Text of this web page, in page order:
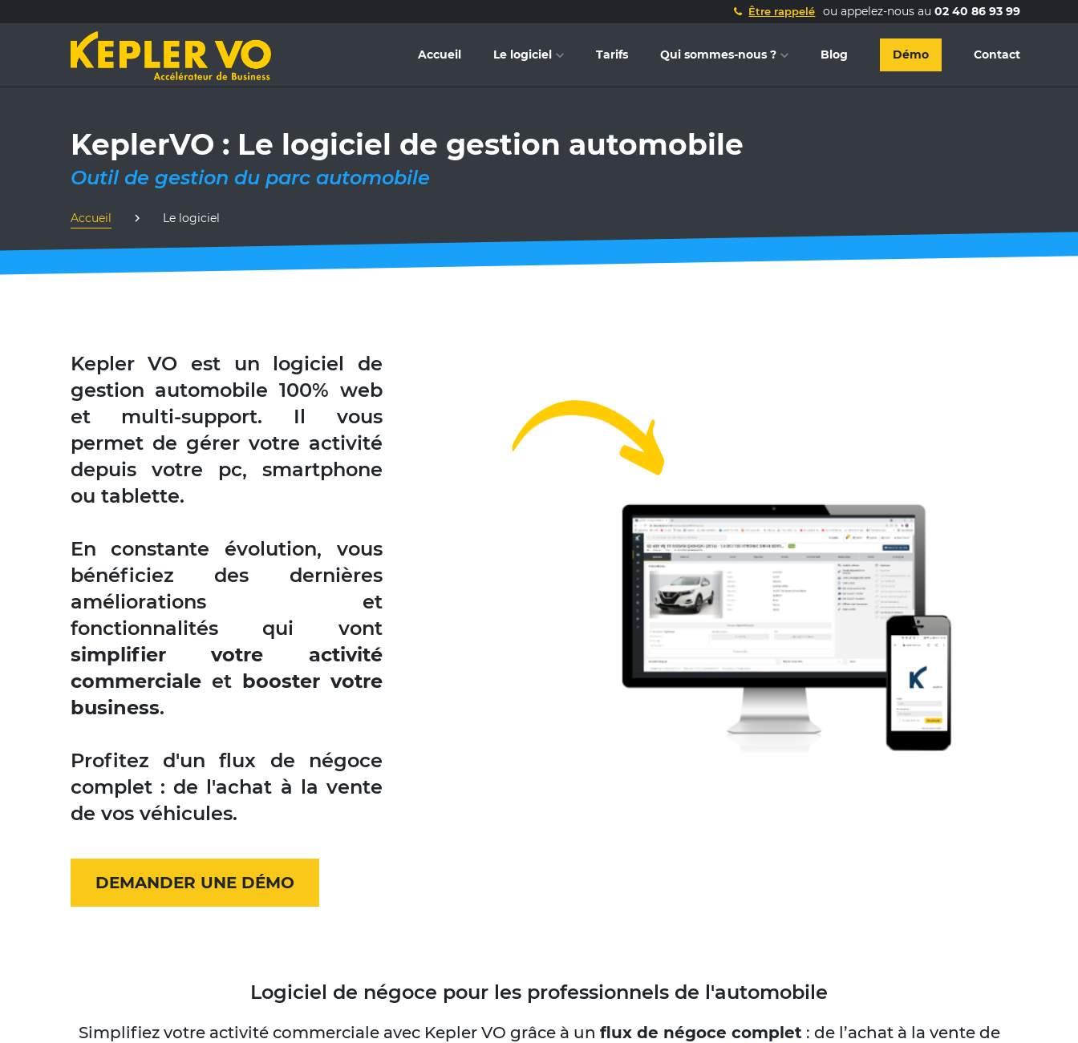
Accueil Le logiciel Tarifs Qui sommes-nous ? Blog Démo Contact
Être rappelé ou appelez-nous au 02 40 86 93 99
KeplerVO : Le logiciel de gestion automobile
Outil de gestion du parc automobile
Accueil Le logiciel
Kepler VO est un logiciel de
gestion automobile 100% web
et multi-support. Il vous
permet de gérer votre activité
depuis votre pc, smartphone
ou tablette.
En constante évolution, vous
bénéficiez des dernières
améliorations et
fonctionnalités qui vont
simplifier votre activité
commercialeet booster votre
business.
Profitez d'un flux de négoce
complet : de l'achat à la vente
de vos véhicules.
DEMANDER UNE DÉMO
Logiciel de négoce pour les professionnels de l'automobile
Simplifiez votre activité commerciale avec Kepler VO grâce à un flux de négoce complet: de l’achat à la vente de